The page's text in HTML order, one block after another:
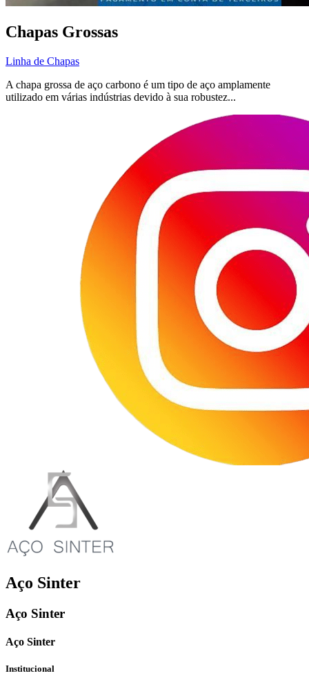
Chapas Grossas
Linha de Chapas
A chapa grossa de aço carbono é um tipo de aço amplamente
utilizado em várias indústrias devido à sua robustez...
Aço Sinter
Aço Sinter
Aço Sinter
Institucional